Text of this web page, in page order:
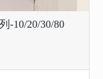
-10/20/30/80